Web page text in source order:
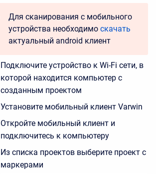
Для сканирования с мобильного
устройства необходимо скачать
актуальный android клиент
Подключите устройство к Wi-Fi сети, в
которой находится компьютер с
созданным проектом
Установите мобильный клиент Varwin
Откройте мобильный клиент и
подключитесь к компьютеру
Из списка проектов выберите проект с
маркерами